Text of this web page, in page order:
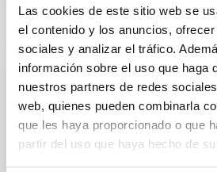
Las cookies de este sitio web se
el contenido y los anuncios,
sociales y analizar el tráfico.
información sobre el uso que haga
nuestros partners de redes
web, quienes pueden combinarla
que les haya proporcionado o que
partir del uso que haya hecho de
CONVENIO
Acuerdo entre el Institute
Research de la
Instituto de Astrofísica de
Instalación y Operación de